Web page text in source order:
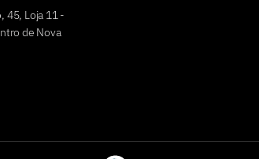
45, Loja 11 -
de Nova